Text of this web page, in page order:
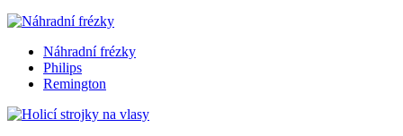
Náhradní frézky
Philips
Remington